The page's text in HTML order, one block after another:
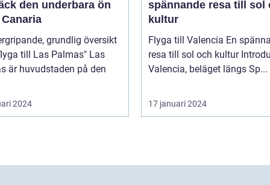
den underbara ön
grundlig översikt
till Las Palmas" Las
är huvudstaden på den
2024
spännande resa till sol
kultur
Flyga till Valencia En spännande
resa till sol och kultur Introduktion
Valencia, beläget längs Sp...
17 januari 2024